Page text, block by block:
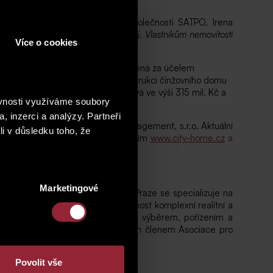
Více o cookies
využíváme soubory
inzerci a analýzy. Partneři
v důsledku toho, že
Marketingové
Povolit vše
říká obchodní ředitelka společnosti SATPO, Irena
proces pro další prodej. Vlastníkům nemovitostí
a v roce 2017 byla řádně splacena za účelem
v roce 2017 pro nákup a rekonstrukci činžovního domu
Holečkova a Rezidence Laurová ve výši 315 mil. Kč a
společnosti SATPO management, s.r.o. Aktuální
35, Praha 5 či prostřednictvím www.city-home.cza
od roku 1994. Převážně v Praze se specializuje na
služeb nabízí společnost komplexní realitní a
veškeré služby spojené s výběrem, pořízením a
let je společnost aktivním členem Asociace pro